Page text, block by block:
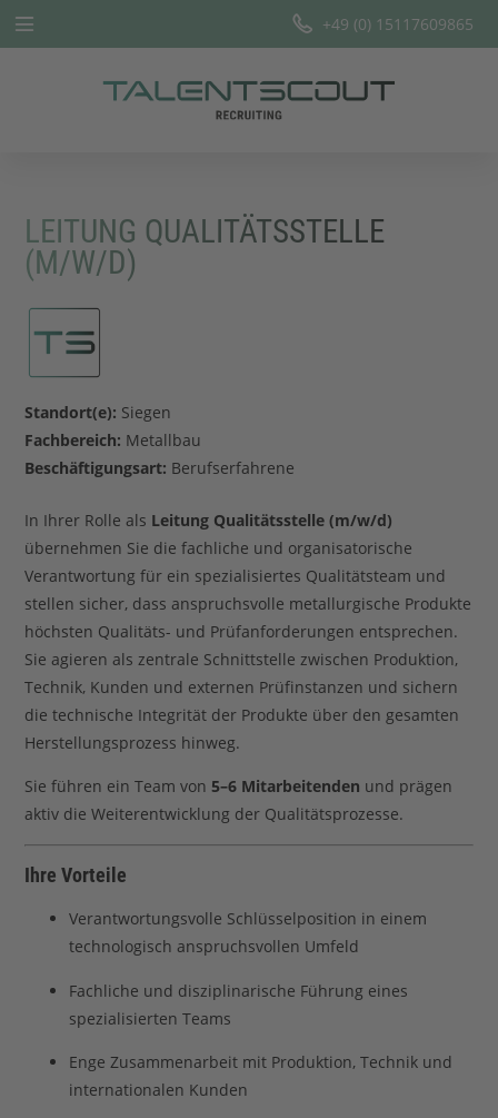
Team
Offene Stellen
+49 (0) 15117609865
LEITUNG QUALITÄTSSTELLE
(M/W/D)
Standort(e): Siegen
Fachbereich: Metallbau
Beschäftigungsart: Berufserfahrene
In Ihrer Rolle als Leitung Qualitätsstelle (m/w/d)
übernehmen Sie die fachliche und organisatorische
Verantwortung für ein spezialisiertes Qualitätsteam und
stellen sicher, dass anspruchsvolle metallurgische Produkte
höchsten Qualitäts- und Prüfanforderungen entsprechen.
Sie agieren als zentrale Schnittstelle zwischen Produktion,
Technik, Kunden und externen Prüfinstanzen und sichern
die technische Integrität der Produkte über den gesamten
Herstellungsprozess hinweg.
Sie führen ein Team von5–6 Mitarbeitenden und prägen
aktiv die Weiterentwicklung der Qualitätsprozesse.
Ihre Vorteile
Verantwortungsvolle Schlüsselposition in einem
technologisch anspruchsvollen Umfeld
Fachliche und disziplinarische Führung eines
spezialisierten Teams
Enge Zusammenarbeit mit Produktion, Technik und
internationalen Kunden